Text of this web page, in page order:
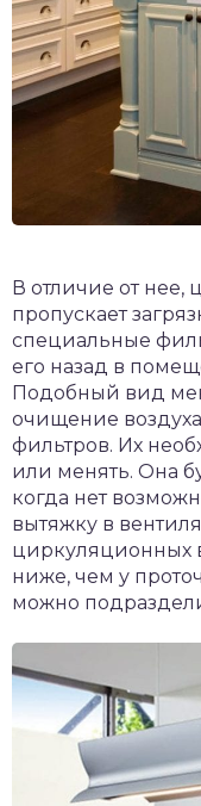
В отличие от
пропускает
специальные
его назад в
Подобный вид
очищение воздуха
фильтров. Их
или менять. Она
когда нет
вытяжку в
циркуляционных
ниже, чем у
можно